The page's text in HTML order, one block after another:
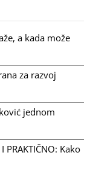
a kada može
za razvoj
jednom
PRAKTIČNO: Kako